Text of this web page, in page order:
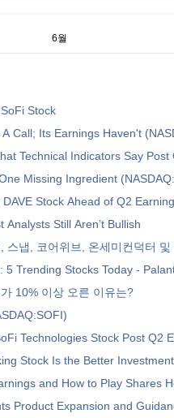
Stock
Call; Its Earnings Haven't
Technical Indicators Say
Missing Ingredient
Stock Ahead of Q2
Still Aren’t Bullish
스냅, 코어위브, 온세미컨덕터
5 Trending Stocks Today -
10% 이상 오른 이유는?
Technologies Stock Post Q2
Stock Is the Better
and How to Play Shares
Product Expansion and